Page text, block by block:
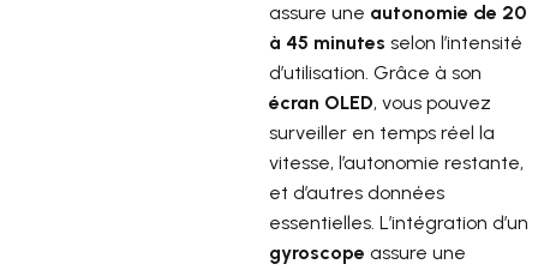
assure une autonomie de 20
à 45 minutes selon l’intensité
d’utilisation. Grâce à son
écran OLED, vous pouvez
surveiller en temps réel la
vitesse, l’autonomie restante,
et d’autres données
essentielles. L’intégration d’un
gyroscope assure une